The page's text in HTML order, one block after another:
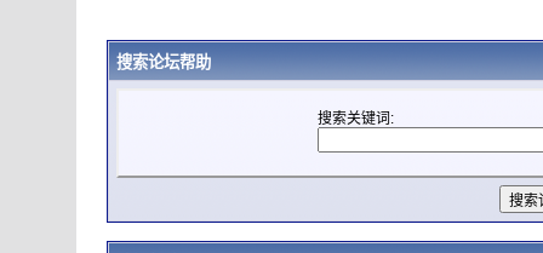
搜索论坛帮助
搜索关键词: